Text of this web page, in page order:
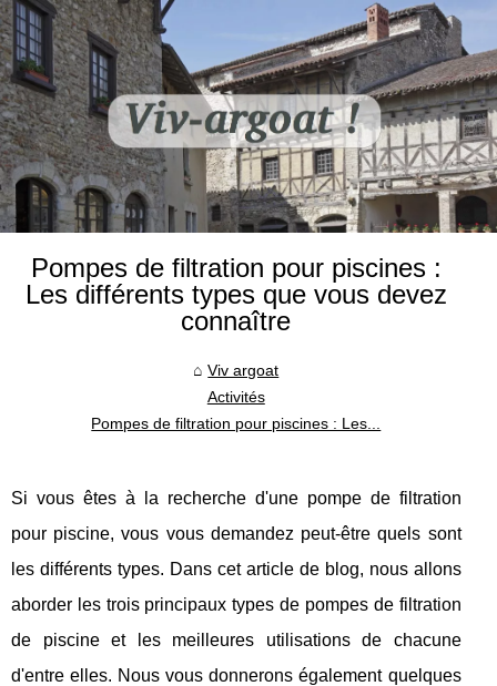
Pompes de filtration pour piscines :
Les différents types que vous devez
connaître
Viv argoat
Activités
Pompes de filtration pour piscines : Les...
Si vous êtes à la recherche d'une pompe de filtration
pour piscine, vous vous demandez peut-être quels sont
les différents types. Dans cet article de blog, nous allons
aborder les trois principaux types de pompes de filtration
de piscine et les meilleures utilisations de chacune
d'entre elles. Nous vous donnerons également quelques